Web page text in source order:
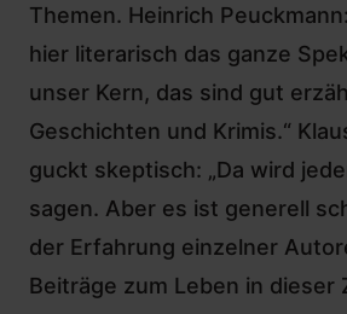
Themen. Heinrich
hier literarisch das ganze
unser Kern, das sind gut
Geschichten und Krimis.“
guckt skeptisch: „Da wird
sagen. Aber es ist generell
der Erfahrung einzelner
Beiträge zum Leben in dieser